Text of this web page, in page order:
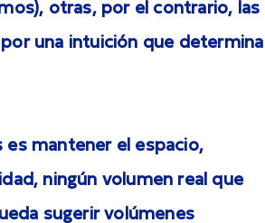
otras, por el contrario, las
una intuición que determina
es mantener el espacio,
ningún volumen real que
sugerir volúmenes